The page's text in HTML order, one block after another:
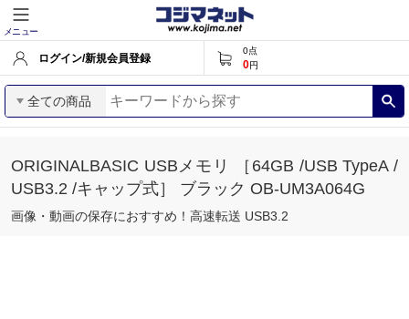
メニュー
ログイン/新規会員登録
0点
0円
全ての商品
ORIGINALBASIC USBメモリ ［64GB /USB TypeA /
USB3.2 /キャップ式］ ブラック OB-UM3A064G
画像・動画の保存におすすめ！高速転送 USB3.2